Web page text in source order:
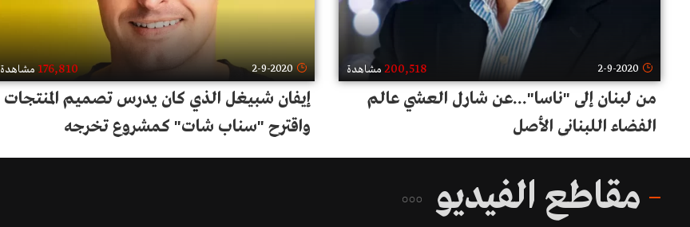
2-9-2020
200,518 مشاهدة
من لبنان إلى "ناسا"...عن شارل العشي عالم
الفضاء اللبناني الأصل
2-9-2020
176,810مشاهدة
إيفان شبيغل الذي كان يدرس تصميم المنتجات
واقترح "سناب شات" كمشروع تخرجه
مقاطع الفيديو